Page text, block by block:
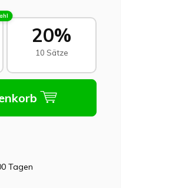
20%
10 Sätze
Tagen